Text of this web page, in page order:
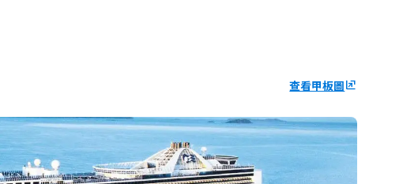
查看甲板圖ungroup